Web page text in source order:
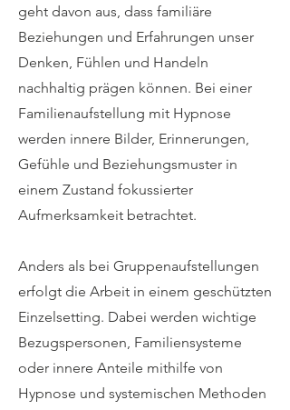
geht davon aus, dass familiäre
Beziehungen und Erfahrungen unser
Denken, Fühlen und Handeln
nachhaltig prägen können. Bei einer
Familienaufstellung mit Hypnose
werden innere Bilder, Erinnerungen,
Gefühle und Beziehungsmuster in
einem Zustand fokussierter
Aufmerksamkeit betrachtet.
Anders als bei Gruppenaufstellungen
erfolgt die Arbeit in einem geschützten
Einzelsetting. Dabei werden wichtige
Bezugspersonen, Familiensysteme
oder innere Anteile mithilfe von
Hypnose und systemischen Methoden